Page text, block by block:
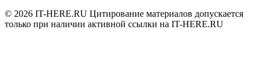
© 2026 IT-HERE.RU Цитирование материалов допускается
только при наличии активной ссылки на IT-HERE.RU